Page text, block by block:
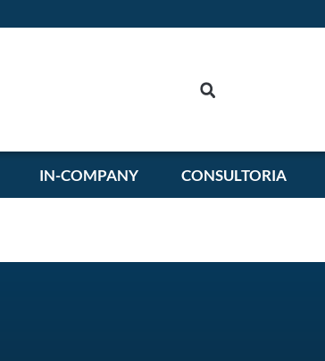
IN-COMPANY CONSULTORIA